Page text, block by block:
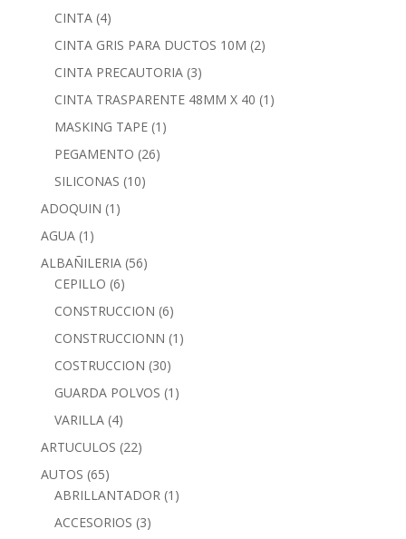
CINTA (4)
CINTA GRIS PARA DUCTOS 10M (2)
CINTA PRECAUTORIA (3)
CINTA TRASPARENTE 48MM X 40 (1)
MASKING TAPE (1)
PEGAMENTO (26)
SILICONAS (10)
ADOQUIN (1)
AGUA (1)
ALBAÑILERIA (56)
CEPILLO (6)
CONSTRUCCION (6)
CONSTRUCCIONN (1)
COSTRUCCION (30)
GUARDA POLVOS (1)
VARILLA (4)
ARTUCULOS (22)
AUTOS (65)
ABRILLANTADOR (1)
ACCESORIOS (3)